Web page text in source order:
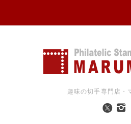
趣味の切手専門店・